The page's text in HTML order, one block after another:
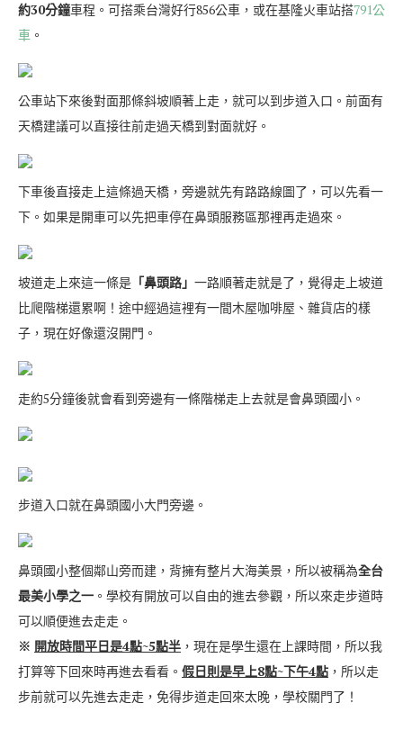
約30分鐘車程。可搭乘台灣好行856公車，或在基隆火車站搭791公
車 。
公車站下來後對面那條斜坡順著上走，就可以到步道入口。前面有
天橋建議可以直接往前走過天橋到對面就好。
下車後直接走上這條過天橋，旁邊就先有路路線圖了，可以先看一
下。如果是開車可以先把車停在鼻頭服務區那裡再走過來。
坡道走上來這一條是 「鼻頭路」 一路順著走就是了，覺得走上坡道
比爬階梯還累啊！途中經過這裡有一間木屋咖啡屋、雜貨店的樣
子，現在好像還沒開門。
走約5分鐘後就會看到旁邊有一條階梯走上去就是會鼻頭國小。
步道入口就在鼻頭國小大門旁邊。
鼻頭國小整個鄰山旁而建，背擁有整片大海美景，所以被稱為全台
最美小學之一 。學校有開放可以自由的進去參觀，所以來走步道時
可以順便進去走走。
※ 開放時間平日是4點~5點半 ，現在是學生還在上課時間，所以我
打算等下回來時再進去看看。 假日則是早上8點~下午4點 ，所以走
步前就可以先進去走走，免得步道走回來太晚，學校關門了！